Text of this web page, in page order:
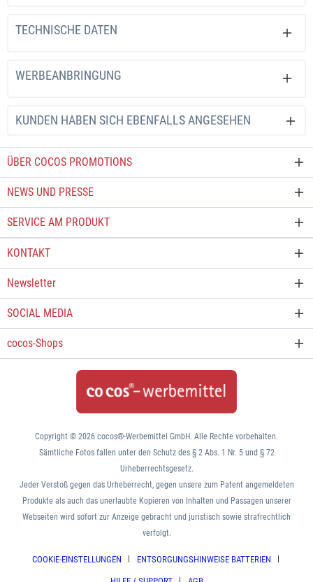
TECHNISCHE DATEN
WERBEANBRINGUNG
KUNDEN HABEN SICH EBENFALLS ANGESEHEN
ÜBER COCOS PROMOTIONS
NEWS UND PRESSE
SERVICE AM PRODUKT
KONTAKT
Newsletter
SOCIAL MEDIA
cocos-Shops
COOKIE-EINSTELLUNGEN ENTSORGUNGSHINWEISE BATTERIEN
Copyright © 2026 cocos®-Werbemittel GmbH. Alle Rechte vorbehalten.
Sämtliche Fotos fallen unter den Schutz des § 2 Abs. 1 Nr. 5 und § 72
Urheberrechtsgesetz.
Jeder Verstoß gegen das Urheberrecht, gegen unsere zum Patent angemeldeten
Produkte als auch das unerlaubte Kopieren von Inhalten und Passagen unserer
Webseiten wird sofort zur Anzeige gebracht und juristisch sowie strafrechtlich
verfolgt.